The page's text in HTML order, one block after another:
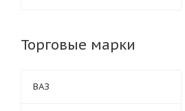
Торговые марки
ВАЗ